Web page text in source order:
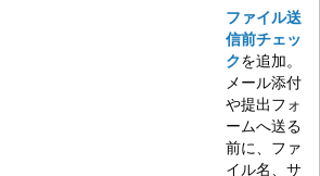
ファイル送
信前チェッ
クを追加。
メール添付
や提出フォ
ームへ送る
前に、ファ
イル名、サ